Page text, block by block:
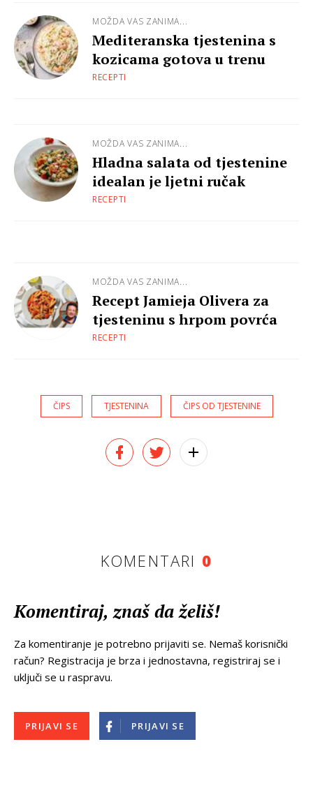
MOŽDA VAS ZANIMA...
Mediteranska tjestenina s
kozicama gotova u trenu
RECEPTI
MOŽDA VAS ZANIMA...
Hladna salata od tjestenine
idealan je ljetni ručak
RECEPTI
MOŽDA VAS ZANIMA...
Recept Jamieja Olivera za
tjesteninu s hrpom povrća
RECEPTI
ČIPS TJESTENINA ČIPS OD TJESTENINE
KOMENTARI 0
Komentiraj, znaš da želiš!
Za komentiranje je potrebno prijaviti se. Nemaš korisnički
račun? Registracija je brza i jednostavna, registriraj se i
uključi se u raspravu.
PRIJAVI SE PRIJAVI SE